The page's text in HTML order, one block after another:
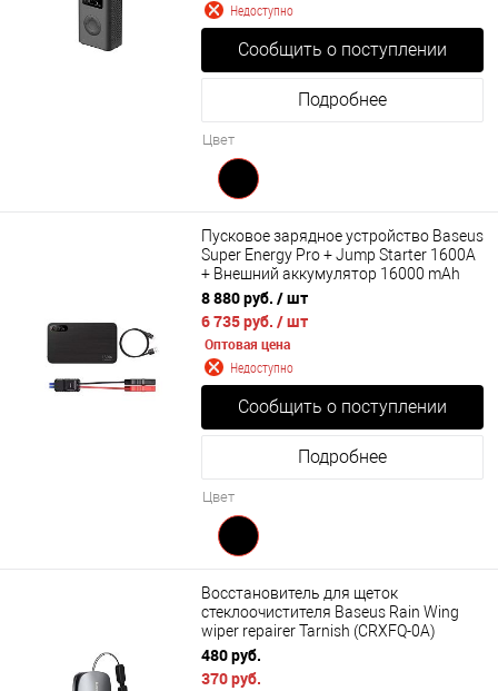
Недоступно
Сообщить о поступлении
Подробнее
Цвет
Пусковое зарядное устройство Baseus
Super Energy Pro + Jump Starter 1600A
+ Внешний аккумулятор 16000 mAh
(CGNL070001)
8 880 руб. / шт
6 735 руб. / шт
Оптовая цена
Недоступно
Сообщить о поступлении
Подробнее
Цвет
Восстановитель для щеток
стеклоочистителя Baseus Rain Wing
wiper repairer Tarnish (CRXFQ-0A)
480 руб.
370 руб.